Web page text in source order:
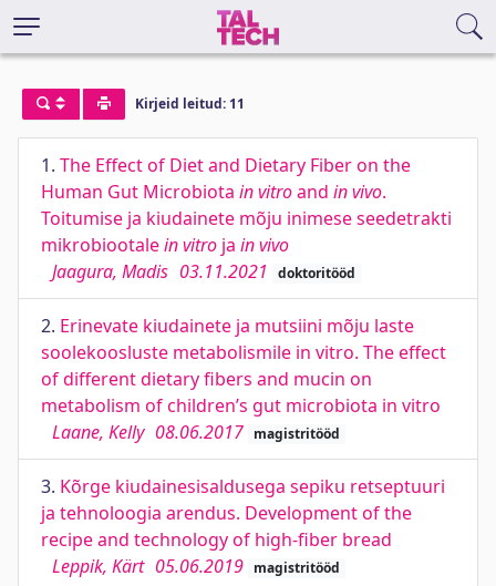
Kirjeid leitud: 11
1. The Effect of Diet and Dietary Fiber on the
Human Gut Microbiota in vitroand in vivo.
Toitumise ja kiudainete mõju inimese seedetrakti
mikrobiootalein vitro ja in vivo
Jaagura, Madis 03.11.2021 doktoritööd
2. Erinevate kiudainete ja mutsiini mõju laste
soolekoosluste metabolismile in vitro. The effect
of different dietary fibers and mucin on
metabolism of children’s gut microbiota in vitro
Laane, Kelly 08.06.2017 magistritööd
3. Kõrge kiudainesisaldusega sepiku retseptuuri
ja tehnoloogia arendus. Development of the
recipe and technology of high-fiber bread
Leppik, Kärt 05.06.2019 magistritööd